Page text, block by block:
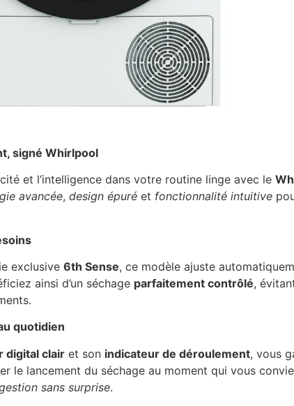
signé Whirlpool
et l’intelligence dans votre routine linge avec le
avancée, design épuré et fonctionnalité intuitive
exclusive 6th Sense, ce modèle ajuste
ainsi d’un séchage parfaitement contrôlé,
quotidien
digital clair et son indicateur de déroulement, vous
le lancement du séchage au moment qui vous
sans surprise.